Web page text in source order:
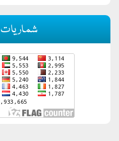
شماریات